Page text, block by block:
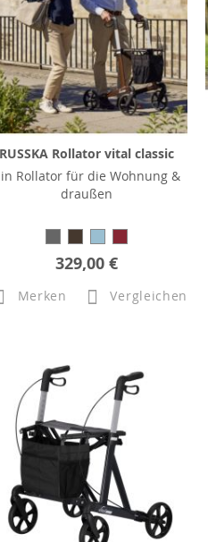
RUSSKA Rollator vital classic
Rollator für die Wohnung &
draußen
329,00 €
Merken Vergleichen